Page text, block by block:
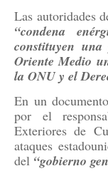
Las autoridades
“condena
constituyen
Oriente Medio
la ONU y el
En un
por el
Exteriores de
ataques
del “gobierno